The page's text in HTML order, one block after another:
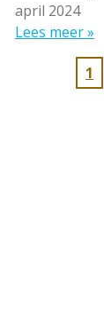
april 2024
Lees meer »
1